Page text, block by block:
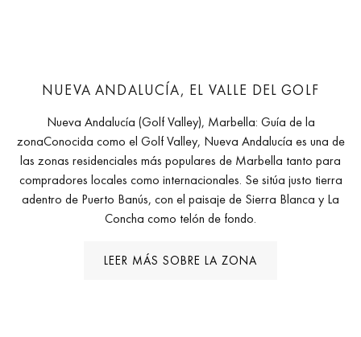
NUEVA ANDALUCÍA, EL VALLE DEL GOLF
Nueva Andalucía (Golf Valley), Marbella: Guía de la
zonaConocida como el Golf Valley, Nueva Andalucía es una de
las zonas residenciales más populares de Marbella tanto para
compradores locales como internacionales. Se sitúa justo tierra
adentro de Puerto Banús, con el paisaje de Sierra Blanca y La
Concha como telón de fondo.
LEER MÁS SOBRE LA ZONA